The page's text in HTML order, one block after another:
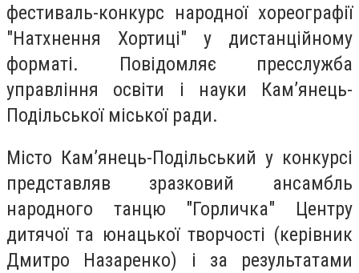
фестиваль-конкурс народної хореографії
"Натхнення Хортиці" у дистанційному
форматі. Повідомляє пресслужба
управління освіти і науки Кам’янець-
Подільської міської ради.
Місто Кам’янець-Подільський у конкурсі
представляв зразковий ансамбль
народного танцю "Горличка" Центру
дитячої та юнацької творчості (керівник
Дмитро Назаренко) і за результатами